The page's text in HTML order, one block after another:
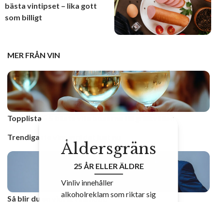
bästa vintipset – lika gott
som billigt
MER FRÅN VIN
Topplista – 5 bästa vita boxarna till grillkvällen
Trendigaste vinområdet just nu
Så blir du en vidrig vinsnobb
Åldersgräns
25 ÅR ELLER ÄLDRE
Vinliv innehåller
alkoholreklam som riktar sig